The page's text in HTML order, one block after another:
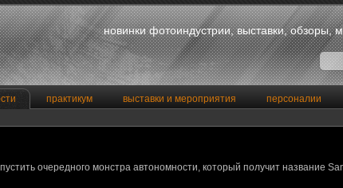
новинки фотоиндустрии, выставки, обзоры,
практикум выставки и мероприятия персоналии
очередного монстра автономности, который получит название